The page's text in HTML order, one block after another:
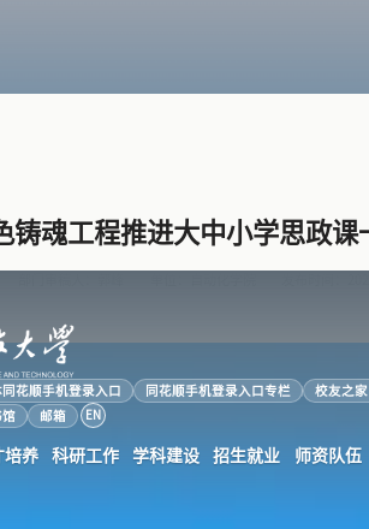
铸魂工程推进大中小学思政课
同花顺手机登录入口 同花顺手机登录入口专栏 校友之家
馆 邮箱 EN
培养 科研工作 学科建设 招生就业 师资队伍